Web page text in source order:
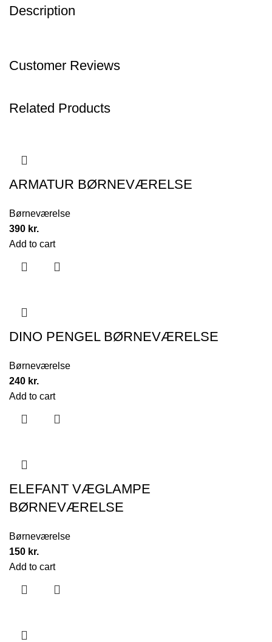
Description
Customer Reviews
Related Products
ARMATUR BØRNEVÆRELSE
Børneværelse
390 kr.
Add to cart
DINO PENGEL BØRNEVÆRELSE
Børneværelse
240 kr.
Add to cart
ELEFANT VÆGLAMPE
BØRNEVÆRELSE
Børneværelse
150 kr.
Add to cart